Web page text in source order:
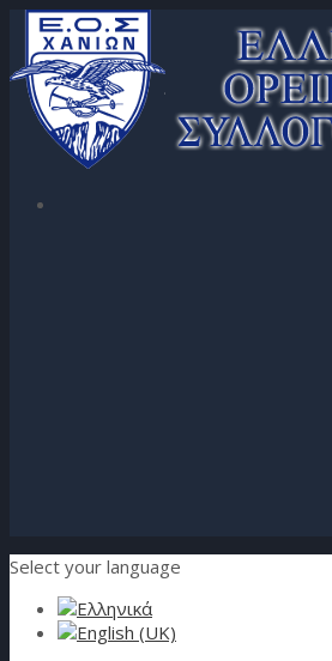
Select your language